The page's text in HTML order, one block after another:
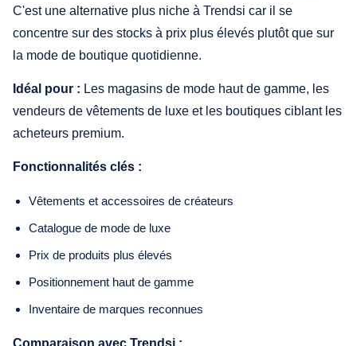
C'est une alternative plus niche à Trendsi car il se
concentre sur des stocks à prix plus élevés plutôt que sur
la mode de boutique quotidienne.
Idéal pour : Les magasins de mode haut de gamme, les
vendeurs de vêtements de luxe et les boutiques ciblant les
acheteurs premium.
Fonctionnalités clés :
Vêtements et accessoires de créateurs
Catalogue de mode de luxe
Prix de produits plus élevés
Positionnement haut de gamme
Inventaire de marques reconnues
Comparaison avec Trendsi :